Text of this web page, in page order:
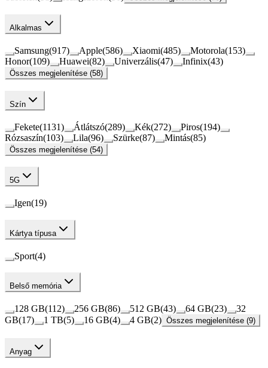
Alkalmas
Samsung(917) Apple(586) Xiaomi(485) Motorola(153)
Honor(109) Huawei(82) Univerzális(47) Infinix(43)
Összes megjelenítése (58)
Szín
Fekete(1131) Átlátszó(289) Kék(272) Piros(194)
Rózsaszín(103) Lila(96) Szürke(87) Mintás(85)
Összes megjelenítése (54)
5G
Igen(19)
Kártya típusa
Sport(4)
Belső memória
128 GB(112) 256 GB(86) 512 GB(43) 64 GB(23)
32
GB(17) 1 TB(5) 16 GB(4) 4 GB(2) Összes megjelenítése (9)
Anyag